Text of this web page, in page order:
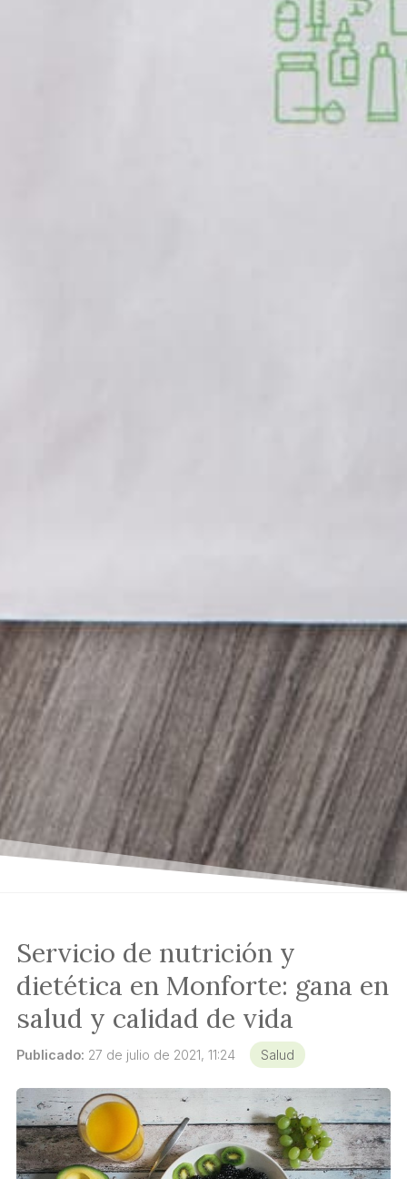
Servicio de nutrición y
dietética en Monforte: gana en
salud y calidad de vida
Publicado: 27 de julio de 2021, 11:24 Salud